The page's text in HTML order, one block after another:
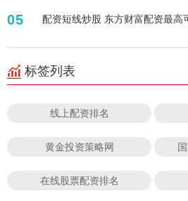
05 配资短线炒股 东方财富配资最高
标签列表
线上配资排名
黄金投资策略网
在线股票配资排名